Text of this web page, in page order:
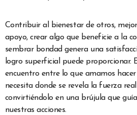
Contribuir al bienestar de otros,
apoyo, crear algo que beneficie a la
sembrar bondad genera una
logro superficial puede proporcionar.
encuentro entre lo que amamos
necesita donde se revela la fuerza
convirtiéndolo en una brújula que
nuestras acciones.